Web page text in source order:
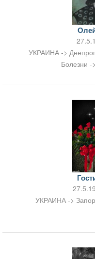
УКРАИНА ->
Болезни -
УКРАИНА ->